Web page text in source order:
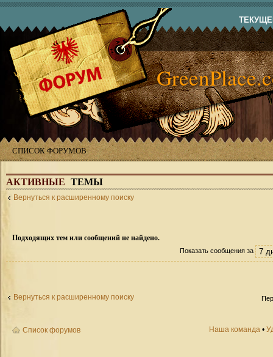
СПИСОК ФОРУМОВ
АКТИВНЫЕ ТЕМЫ
Вернуться к расширенному поиску
Подходящих тем или сообщений не найдено.
Показать сообщения за
Вернуться к расширенному поиску
Список форумов Наша команда •